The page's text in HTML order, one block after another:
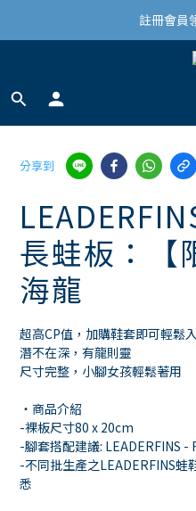
結帳滿
註冊會員
結帳滿
分享到
長蛙板：【
海龍
超高CP值，加購鞋套即可輕鬆
潛不在深，有龍則靈
尺寸完整，小腳女孩輕鬆著用
・商品介紹
-裸板尺寸80 x 20cm
-腳套搭配建議: LEADERFINS -
-不同批生產之LEADERFINS
悉